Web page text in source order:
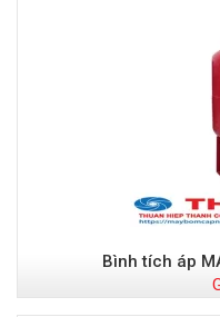
Bình tích áp